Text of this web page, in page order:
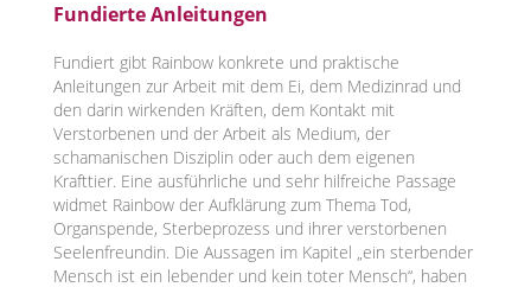
Fundierte Anleitungen
Fundiert gibt Rainbow konkrete und praktische
Anleitungen zur Arbeit mit dem Ei, dem Medizinrad und
den darin wirkenden Kräften, dem Kontakt mit
Verstorbenen und der Arbeit als Medium, der
schamanischen Disziplin oder auch dem eigenen
Krafttier. Eine ausführliche und sehr hilfreiche Passage
widmet Rainbow der Aufklärung zum Thema Tod,
Organspende, Sterbeprozess und ihrer verstorbenen
Seelenfreundin. Die Aussagen im Kapitel „ein sterbender
Mensch ist ein lebender und kein toter Mensch“, haben